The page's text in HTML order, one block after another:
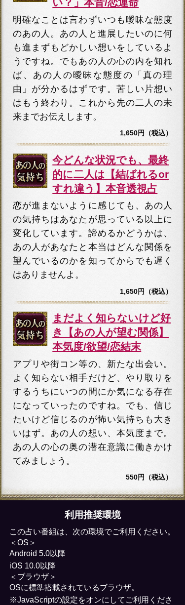
い？」本音/恋運命
明確なことは言わずいつも曖昧な態度
のあの人。あの人と進展したいのに何
も進まずもどかしい想いをしているよ
うですね。でもあの人の心の内を知れ
ば、あの人の曖昧な態度の「真の理
由」が分かるはずです。苦しい片想い
はもう終わり。これから先の二人の未
来までお伝えします。
1,650円（税込）
今どんな状況でも、最終
的に二人は【結ばれるor
すれ違う】本音透視占
恋が進まないように感じても、あの人
の気持ちはあなたが思っている以上に
変化しています。諦めるかどうかは、
あの人があなたと本当はどんな関係を
望んでいるのかを知ってからでも遅く
はありませんよ。
1,650円（税込）
まだよく知らないけど好
き【あの人が望む関係】
本気度/欲望/恋結末
アプリや街コン等の、新たな出会い。
よく知らない相手だけど、やり取りを
するうちにいつの間にか気になる存在
になっていったのですね。でも、信じ
たいけど信じるのが怖い気持ちも大き
いはず。あの人の想い、本気度まで。
あの人の心の奥の潜在意識に働きかけ
てみましょう。
550円（税込）
利用推奨環境
この占い番組は、次の環境でご利用ください。
＜OS＞
Android 5.0以降
iOS 10.0以降
＜ブラウザ＞
OSに標準搭載されているブラウザ。
※JavaScriptの設定をオンにしてご利用くださ